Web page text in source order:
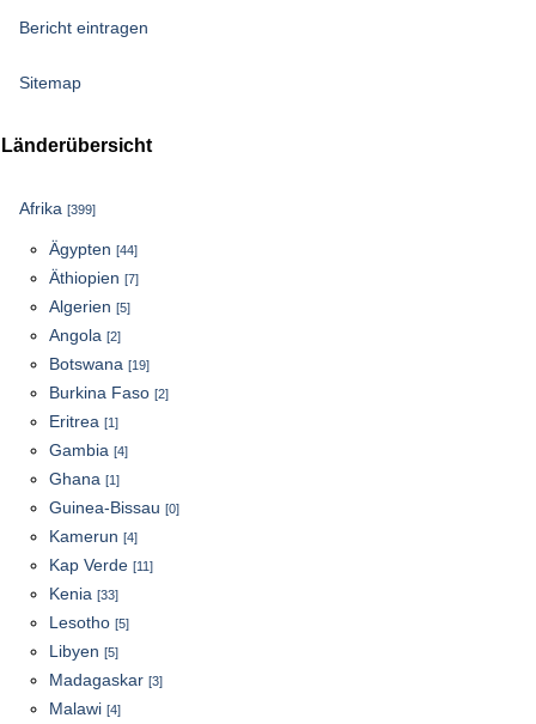
Bericht eintragen
Sitemap
Länderübersicht
Afrika [399]
Ägypten [44]
Äthiopien [7]
Algerien [5]
Angola [2]
Botswana [19]
Burkina Faso [2]
Eritrea [1]
Gambia [4]
Ghana [1]
Guinea-Bissau [0]
Kamerun [4]
Kap Verde [11]
Kenia [33]
Lesotho [5]
Libyen [5]
Madagaskar [3]
Malawi [4]